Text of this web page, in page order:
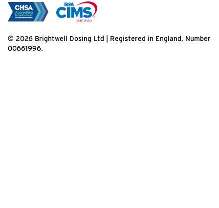
© 2026 Brightwell Dosing Ltd | Registered in England, Number
00661996.